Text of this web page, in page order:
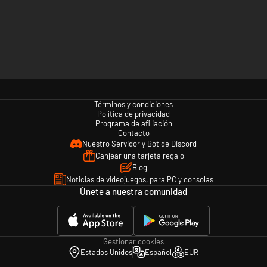
Términos y condiciones
Política de privacidad
Programa de afiliación
Contacto
Nuestro Servidor y Bot de Discord
Canjear una tarjeta regalo
Blog
Noticias de videojuegos, para PC y consolas
Únete a nuestra comunidad
Gestionar cookies
Estados Unidos
Español EUR